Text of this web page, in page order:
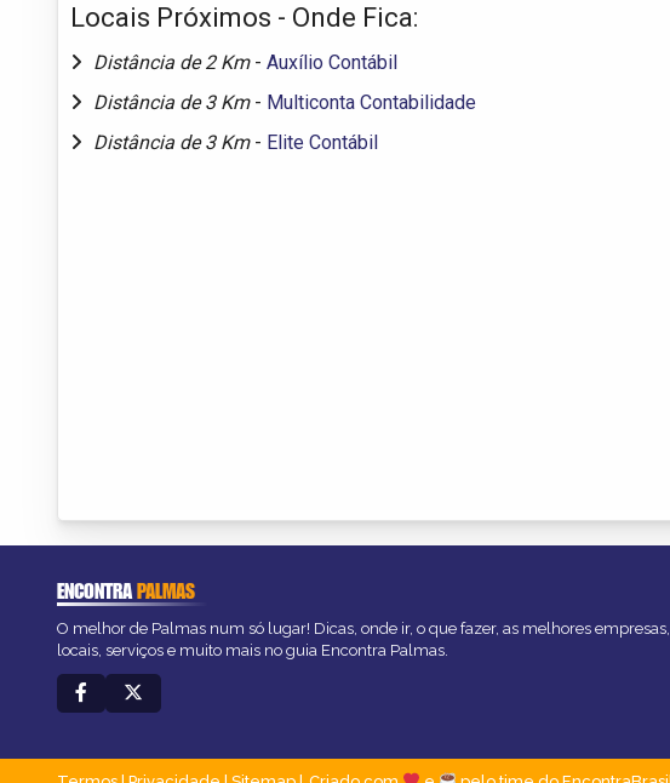
Locais Próximos - Onde Fica:
Distância de 2 Km - Auxílio Contábil
Distância de 3 Km - Multiconta Contabilidade
Distância de 3 Km - Elite Contábil
ENCONTRAPALMAS
O melhor de Palmas num só lugar! Dicas, onde ir, o que fazer, as melhores empresas,
locais, serviços e muito mais no guia Encontra Palmas.